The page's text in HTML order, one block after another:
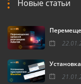
Новые статьи